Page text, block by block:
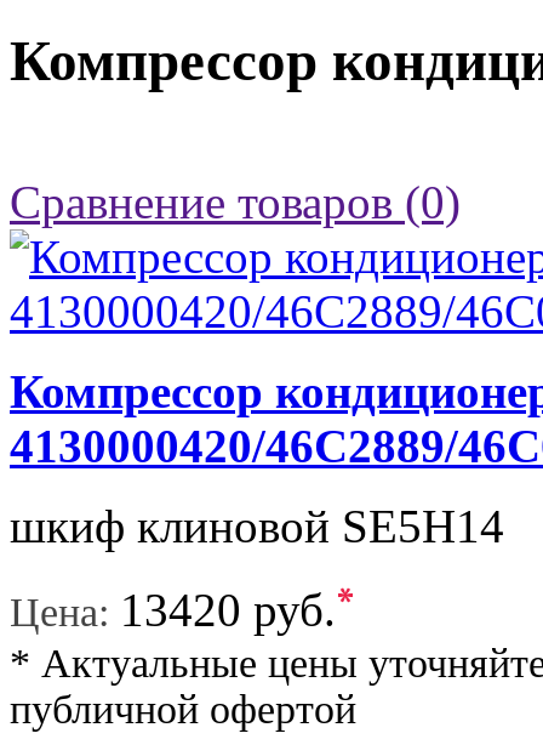
Компрессор
Сравнение товаров (0)
Компрессор
4130000420/46C2889/
шкиф клиновой SE5H14
Цена: 13420 руб.*
* Актуальные цены
публичной офертой